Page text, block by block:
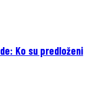
Ko su predloženi